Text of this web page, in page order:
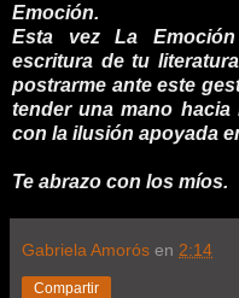
Emoción.
Esta vez La
escritura de tu
postrarme ante este
tender una mano
con la ilusión apoyada
Te abrazo con los míos.
Gabriela Amorós en 2:14
Compartir